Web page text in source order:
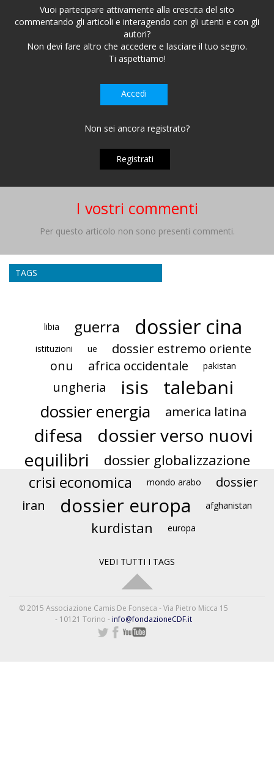
Vuoi partecipare attivamente alla crescita del sito
commentando gli articoli e interagendo con gli utenti e con gli
autori?
Non devi fare altro che accedere e lasciare il tuo segno.
Ti aspettiamo!
Accedi
Non sei ancora registrato?
Registrati
I vostri commenti
Per questo articolo non sono presenti commenti.
TAGS
libia guerra dossier cina
istituzioni ue
dossier estremo oriente
onu
africa occidentale pakistan
ungheria isis talebani
dossier energia america latina
difesa
dossier verso nuovi
equilibri
dossier globalizzazione
crisi economica mondo arabo
dossier
iran
dossier europa afghanistan
kurdistan europa
VEDI TUTTI I TAGS
© 2015 Associazione Camis De Fonseca - Via Pietro Micca 15
- 10121 Torino - info@fondazioneCDF.it